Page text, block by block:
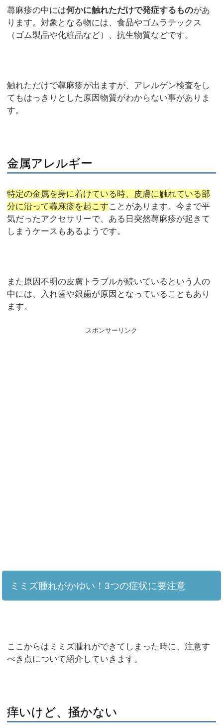
蕁麻疹の中には何かに触れただけで発症するものがあ
ります。対象となる物には、食品やゴムラテックス
（ゴム製品や化粧品など）、抗生物質などです。
触れただけで蕁麻疹が出ますが、アレルゲン検査をし
てもはっきりとした原因物質がわからない事がありま
す。
金属アレルギー
特定の金属を身に着けている時、皮膚に触れている部
分に沿って蕁麻疹を起こすことがあります。今まで平
気だったアクセサリーで、ある日突然蕁麻疹が起きて
しまうケースもあるようです。
また原因不明の皮膚トラブルが続いているという人の
中には、入れ歯や銀歯が原因となっていることもあり
ます。
スポンサーリンク
ミミズ腫れがかゆい！3つの症状に要注意
ここからはミミズ腫れができてしまった時に、注意す
べき点について紹介していきます。
痒いけど、掻かない